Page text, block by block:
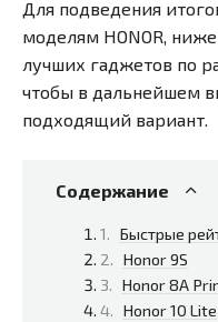
Для подведения
моделям HONOR,
лучших гаджетов по
чтобы в дальнейшем
подходящий вариант.
Содержание
Быстрые
Honor 9S
Honor 8A
Honor 10 Lite